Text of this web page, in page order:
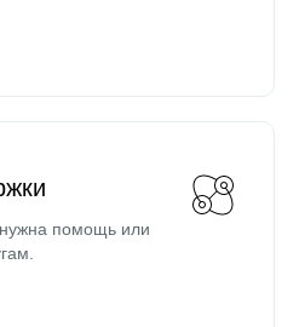
помощь или